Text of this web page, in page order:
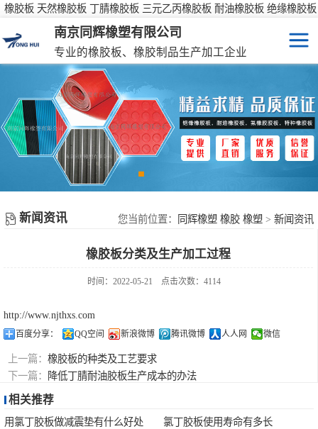
橡胶板 天然橡胶板 丁腈橡胶板 三元乙丙橡胶板 耐油橡胶板 绝缘橡胶板
南京同辉橡塑有限公司
专业的橡胶板、橡胶制品生产加工企业
新闻资讯 您当前位置： 同辉橡塑 橡胶 橡塑 > 新闻资讯
橡胶板分类及生产加工过程
时间：2022-05-21 点击次数：4114
http://www.njthxs.com
百度分享： QQ空间 新浪微博 腾讯微博 人人网 微信
上一篇： 橡胶板的种类及工艺要求
下一篇：
降低丁腈耐油胶板生产成本的办法
相关推荐
用氯丁胶板做减震垫有什么好处
氯丁胶板使用寿命有多长
特种橡胶板
防滑橡胶垫
彩色橡胶垫